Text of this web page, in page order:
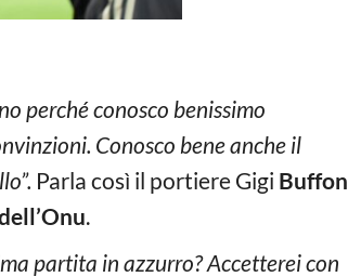
perché conosco benissimo
Conosco bene anche il
Parla così il portiere Gigi Buffon
.
partita in azzurro? Accetterei con